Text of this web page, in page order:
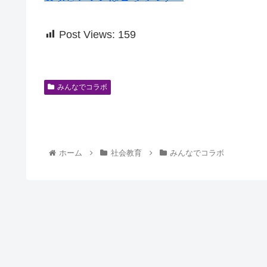
Post Views: 159
みんなでコラボ
ホーム 社会教育 みんなでコラボ